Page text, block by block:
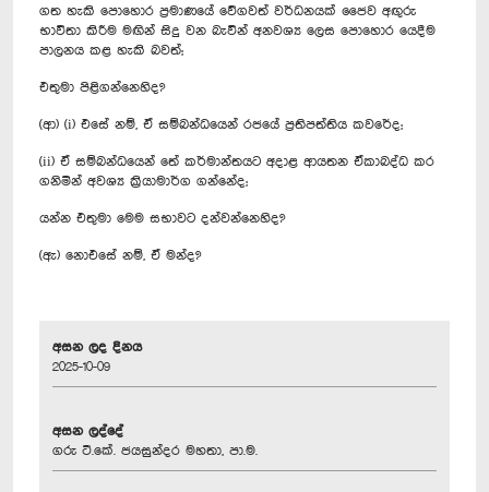
ගත හැකි පොහොර ප්‍රමාණයේ වේගවත් වර්ධනයක් ජෛව අඟුරු
භාවිතා කිරීම මඟින් සිදු වන බැවින් අනවශ්‍ය ලෙස පොහොර යෙදීම
පාලනය කළ හැකි බවත්;
එතුමා පිළිගන්නෙහිද?
(ආ) (i) එසේ නම්, ඒ සම්බන්ධයෙන් රජයේ ප්‍රතිපත්තිය කවරේද;
(ii) ඒ සම්බන්ධයෙන් තේ කර්මාන්තයට අදාළ ආයතන ඒකාබද්ධ කර
ගනිමින් අවශ්‍ය ක්‍රියාමාර්ග ගන්නේද;
යන්න එතුමා මෙම සභාවට දන්වන්නෙහිද?
(ඇ) නොඑසේ නම්, ඒ මන්ද?
අසන ලද දිනය
2025-10-09
අසන ලද්දේ
ගරු ටී.කේ. ජයසුන්දර මහතා, පා.ම.